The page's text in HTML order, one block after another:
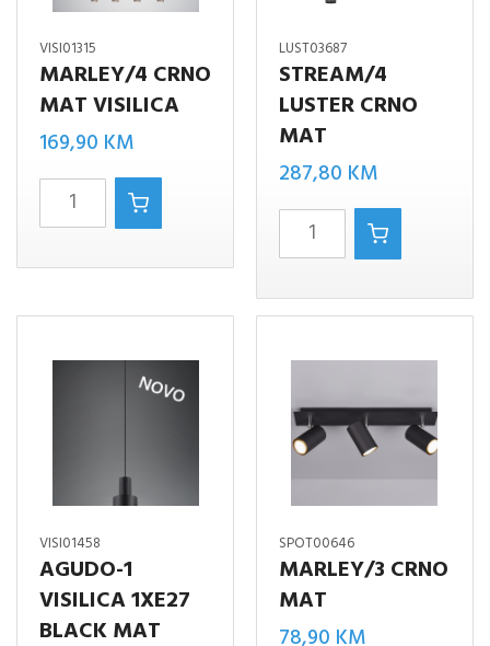
VISI01315
MARLEY/4 CRNO
MAT VISILICA
169,90 KM
MARLEY/4
CRNO
MAT
LUST03687
STREAM/4
LUSTER CRNO
MAT
287,80 KM
STREAM/4
LUSTER
CRNO
MAT
količina
VISI01458
AGUDO-1
VISILICA 1XE27
BLACK MAT
SPOT00646
MARLEY/3 CRNO
MAT
78,90 KM